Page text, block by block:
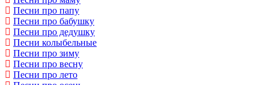
Песни про папу
Песни про бабушку
Песни про дедушку
Песни колыбельные
Песни про зиму
Песни про весну
Песни про лето